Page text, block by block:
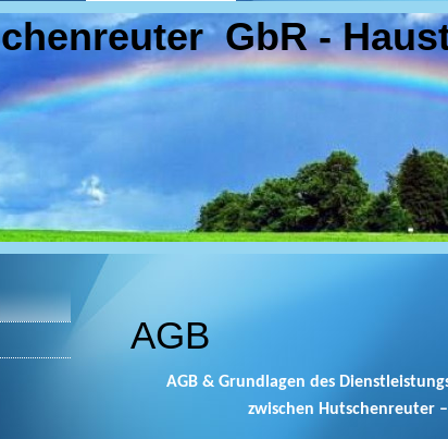
GbR -
AGB
AGB & Grundlagen des
zwischen Hutschenreuter